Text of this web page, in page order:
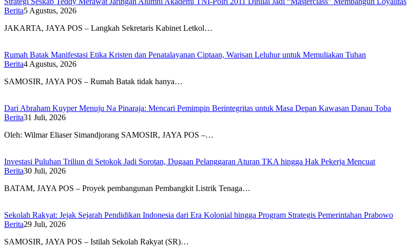
Berita5 Agustus, 2026
JAKARTA, JAYA POS – Langkah Sekretaris Kabinet Letkol…
Rumah Batak Manifestasi Etika Kristen dan Penatalayanan Ciptaan, Warisan Leluhur untuk Memuliakan Tuhan
Berita4 Agustus, 2026
SAMOSIR, JAYA POS – Rumah Batak tidak hanya…
Dari Abraham Kuyper Menuju Na Pinaraja: Mencari Pemimpin Berintegritas untuk Masa Depan Kawasan Danau Toba
Berita31 Juli, 2026
Oleh: Wilmar Eliaser Simandjorang SAMOSIR, JAYA POS –…
Investasi Puluhan Triliun di Setokok Jadi Sorotan, Dugaan Pelanggaran Aturan TKA hingga Hak Pekerja Mencuat
Berita30 Juli, 2026
BATAM, JAYA POS – Proyek pembangunan Pembangkit Listrik Tenaga…
Sekolah Rakyat: Jejak Sejarah Pendidikan Indonesia dari Era Kolonial hingga Program Strategis Pemerintahan Prabowo
Berita29 Juli, 2026
SAMOSIR, JAYA POS – Istilah Sekolah Rakyat (SR)…